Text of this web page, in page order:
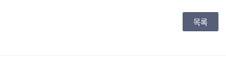
목록